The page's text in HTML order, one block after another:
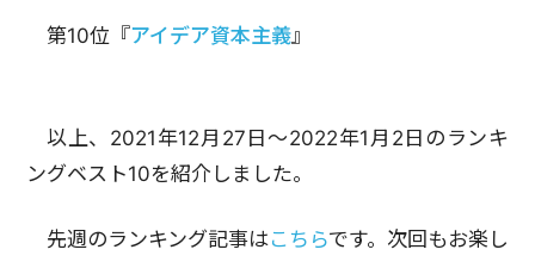
第10位『アイデア資本主義』
以上、2021年12月27日～2022年1月2日のランキ
ングベスト10を紹介しました。
先週のランキング記事はこちらです。次回もお楽し